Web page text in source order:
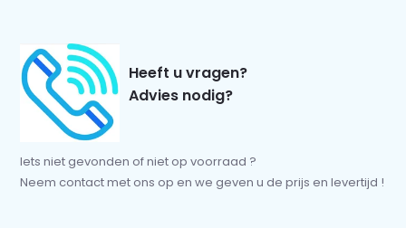
Heeft u vragen?
Advies nodig?
Iets niet gevonden of niet op voorraad ?
Neem contact met ons op en we geven u de prijs en levertijd !